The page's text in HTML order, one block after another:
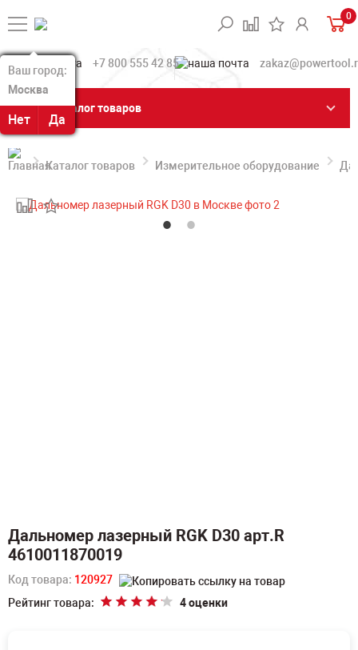
Ваш город:
Москва
Нет Да
Ваш город:
Москва
Нет Да
0
+7 800 555 42 85
Каталог товаров
Каталог товаров Измерительное оборудование
Дальномер лазерный RGK D30 арт.R
4610011870019
Код товара: 120927
Рейтинг товара:
4 оценки